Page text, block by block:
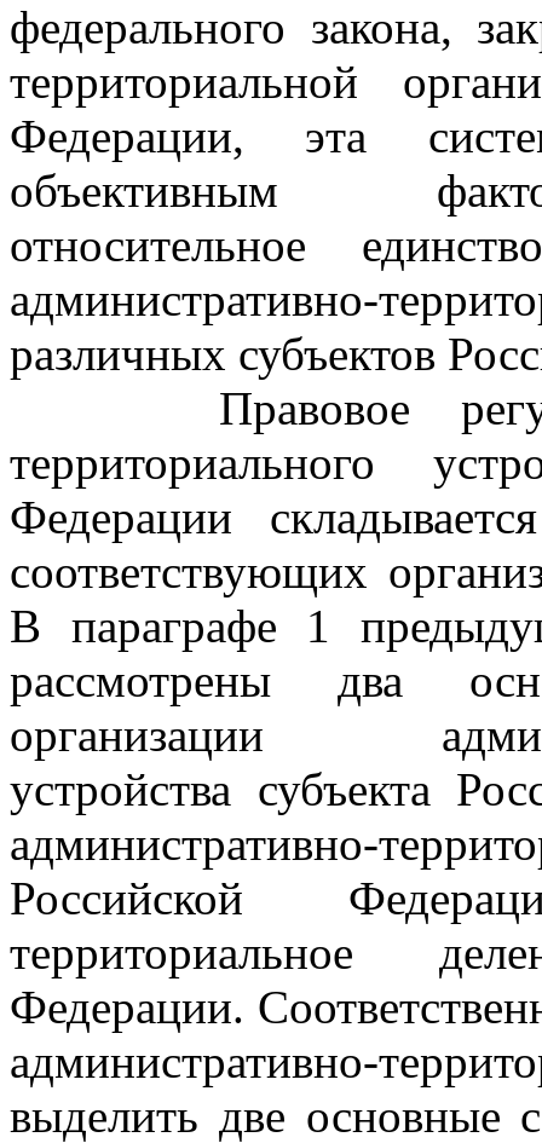
федерального закона,
территориальной
Федерации, эта
объективным
относительное
административно-
различных субъектов
Правовое
территориального
Федерации
соответствующих
В параграфе 1
рассмотрены два
организации
устройства субъекта
административно-
Российской
территориальное
Федерации.
административно-
выделить две основные